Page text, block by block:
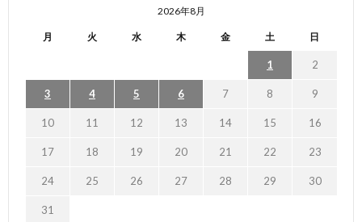
2026年8月
月 火 水 木 金 土 日
1 2
3 4 5 6 7 8 9
10 11 12 13 14 15 16
17 18 19 20 21 22 23
24 25 26 27 28 29 30
31